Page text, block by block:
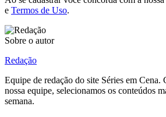
e Termos de Uso.
Sobre o autor
Redação
Equipe de redação do site Séries em Cena.
nossa equipe, selecionamos os conteúdos
semana.